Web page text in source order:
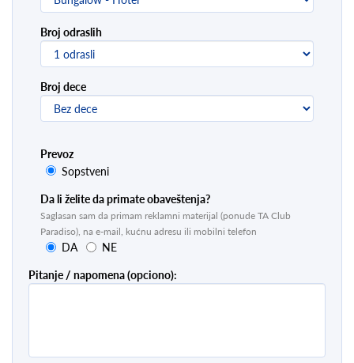
Broj odraslih
Broj dece
Prevoz
Sopstveni
Da li želite da primate obaveštenja?
Saglasan sam da primam reklamni materijal (ponude TA Club
Paradiso), na e-mail, kućnu adresu ili mobilni telefon
DA NE
Pitanje / napomena (opciono):